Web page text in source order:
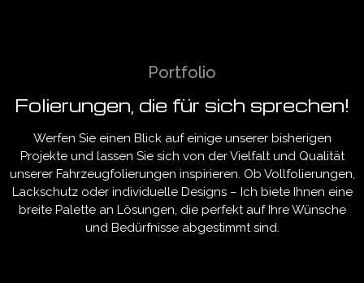
Portfolio
Folierungen, die für sich sprechen!
Werfen Sie einen Blick auf einige unserer bisherigen
Projekte und lassen Sie sich von der Vielfalt und Qualität
unserer Fahrzeugfolierungen inspirieren. Ob Vollfolierungen,
Lackschutz oder individuelle Designs – Ich biete Ihnen eine
breite Palette an Lösungen, die perfekt auf Ihre Wünsche
und Bedürfnisse abgestimmt sind.